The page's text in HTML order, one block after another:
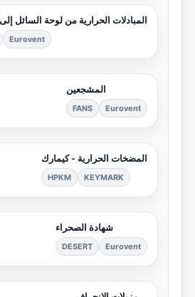
المبادلات الحرارية من لوحة السائل إلى السائل
Eurovent
LPHE
المشجعين
Eurovent
FANS
المضخات الحرارية - كيمارك
KEYMARK
HPKM
شهادة الصحراء
Eurovent
DESERT